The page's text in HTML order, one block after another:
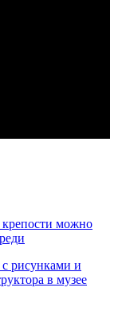
крепости можно
с рисунками и
в музее